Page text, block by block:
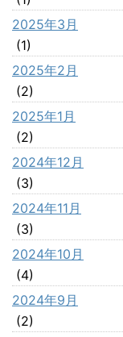
2025年3月
(1)
2025年2月
(2)
2025年1月
(2)
2024年12月
(3)
2024年11月
(3)
2024年10月
(4)
2024年9月
(2)